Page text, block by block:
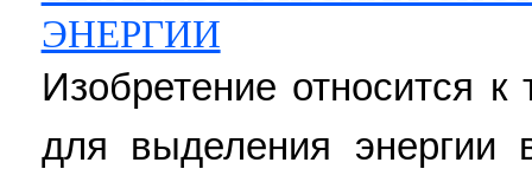
ЭНЕРГИИ
Изобретение относится
для выделения энергии